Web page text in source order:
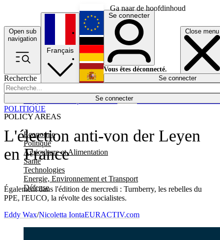
Ga naar de hoofdinhoud
Open sub
navigation
Close menu
Recherche
Se connecter
POLICY AREAS
Economie
Politique
Agriculture et Alimentation
Santé
Technologies
Energie, Environnement et Transport
Défense
Économie
Français
English
Deutsch
Español
Se connecter
Vous êtes déconnecté.
Se connecter
L'élection anti-von der Leyen
en France
Également dans l'édition de mercredi : Turnberry, les rebelles du
PPE, l'EUCO, la révolte des socialistes.
POLITIQUE
Eddy Wax/Nicoletta IontaEURACTIV.com